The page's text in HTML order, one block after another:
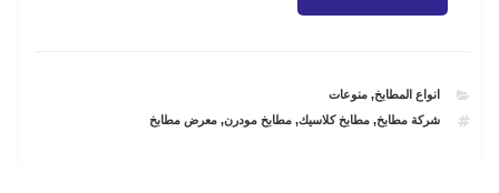
CATEGORIES
انواع المطابخ,منوعات
TAGS
شركة مطابخ,مطابخ كلاسيك,مطابخ مودرن,معرض مطابخ